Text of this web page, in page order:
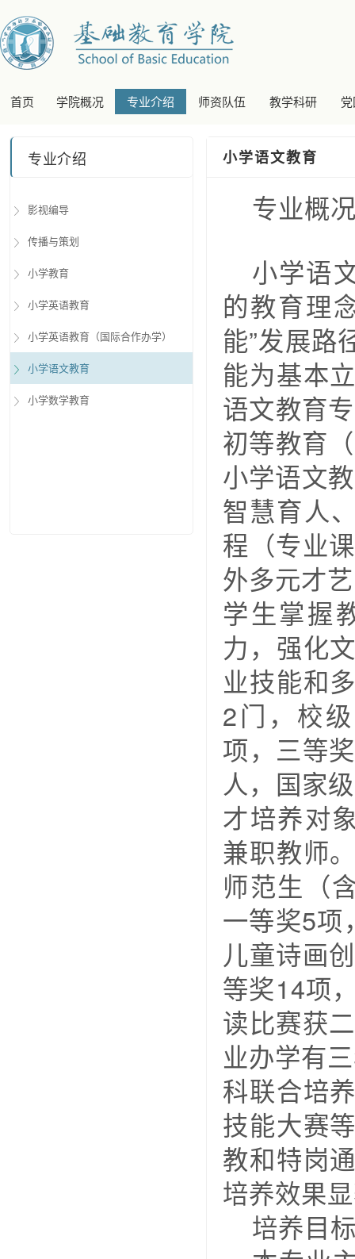
首页 学院概况 专业介绍 师资队伍 教学科研
专业介绍
影视编导
传播与策划
小学教育
小学英语教育
小学英语教育（国际合作办学）
小学语文教育
小学数学教育
小学语文教育
专业概
小学语
的教育理
能”发展路
能为基本
语文教育
初等教育
小学语文
智慧育人
程（专业
外多元才
学生掌握
力，强化
业技能和
2门，校
项，三等
人，国家
才培养对
兼职教师
师范生（
一等奖5项
儿童诗画
等奖14项
读比赛获
业办学有
科联合培
技能大赛
教和特岗
培养效果
培养目